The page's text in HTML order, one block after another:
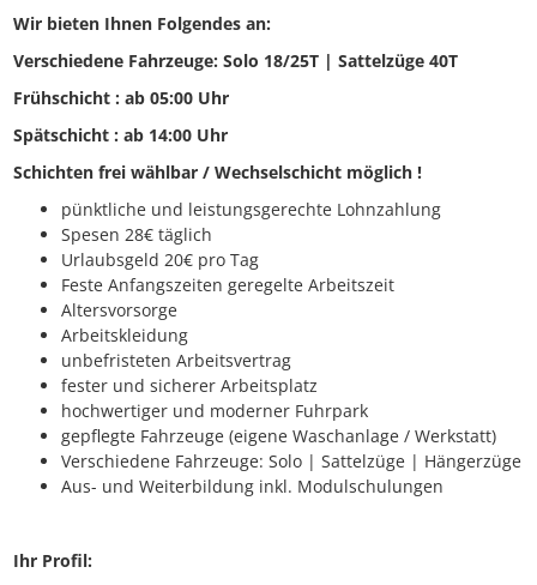
Wir bieten Ihnen Folgendes an:
Verschiedene Fahrzeuge: Solo 18/25T | Sattelzüge 40T
Frühschicht : ab 05:00 Uhr
Spätschicht : ab 14:00 Uhr
Schichten frei wählbar / Wechselschicht möglich !
pünktliche und leistungsgerechte Lohnzahlung
Spesen 28€ täglich
Urlaubsgeld 20€ pro Tag
Feste Anfangszeiten geregelte Arbeitszeit
Altersvorsorge
Arbeitskleidung
unbefristeten Arbeitsvertrag
fester und sicherer Arbeitsplatz
hochwertiger und moderner Fuhrpark
gepflegte Fahrzeuge (eigene Waschanlage / Werkstatt)
Verschiedene Fahrzeuge: Solo | Sattelzüge | Hängerzüge
Aus- und Weiterbildung inkl. Modulschulungen
Ihr Profil: